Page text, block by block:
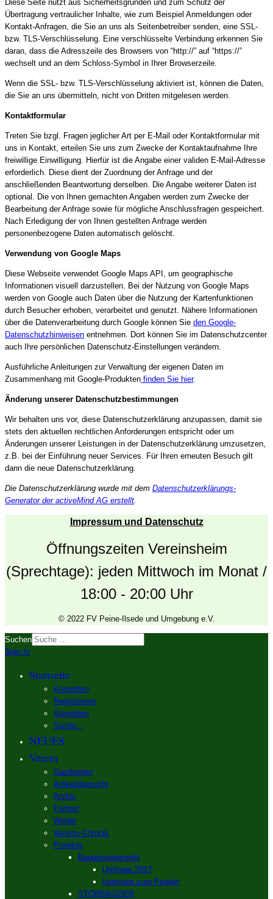
Diese Seite nutzt aus Sicherheitsgründen und zum Schutz der
Übertragung vertraulicher Inhalte, wie zum Beispiel Anmeldungen oder
Kontakt-Anfragen, die Sie an uns als Seitenbetreiber senden, eine SSL-
bzw. TLS-Verschlüsselung. Eine verschlüsselte Verbindung erkennen Sie
daran, dass die Adresszeile des Browsers von “http://” auf “https://”
wechselt und an dem Schloss-Symbol in Ihrer Browserzeile.
Wenn die SSL- bzw. TLS-Verschlüsselung aktiviert ist, können die Daten,
die Sie an uns übermitteln, nicht von Dritten mitgelesen werden.
Kontaktformular
Treten Sie bzgl. Fragen jeglicher Art per E-Mail oder Kontaktformular mit
uns in Kontakt, erteilen Sie uns zum Zwecke der Kontaktaufnahme Ihre
freiwillige Einwilligung. Hierfür ist die Angabe einer validen E-Mail-Adresse
erforderlich. Diese dient der Zuordnung der Anfrage und der
anschließenden Beantwortung derselben. Die Angabe weiterer Daten ist
optional. Die von Ihnen gemachten Angaben werden zum Zwecke der
Bearbeitung der Anfrage sowie für mögliche Anschlussfragen gespeichert.
Nach Erledigung der von Ihnen gestellten Anfrage werden
personenbezogene Daten automatisch gelöscht.
Verwendung von Google Maps
Diese Webseite verwendet Google Maps API, um geographische
Informationen visuell darzustellen. Bei der Nutzung von Google Maps
werden von Google auch Daten über die Nutzung der Kartenfunktionen
durch Besucher erhoben, verarbeitet und genutzt. Nähere Informationen
über die Datenverarbeitung durch Google können Sie den Google-
Datenschutzhinweisen entnehmen. Dort können Sie im Datenschutzcenter
auch Ihre persönlichen Datenschutz-Einstellungen verändern.
Ausführliche Anleitungen zur Verwaltung der eigenen Daten im
Zusammenhang mit Google-Produkten finden Sie hier.
Änderung unserer Datenschutzbestimmungen
Wir behalten uns vor, diese Datenschutzerklärung anzupassen, damit sie
stets den aktuellen rechtlichen Anforderungen entspricht oder um
Änderungen unserer Leistungen in der Datenschutzerklärung umzusetzen,
z.B. bei der Einführung neuer Services. Für Ihren erneuten Besuch gilt
dann die neue Datenschutzerklärung.
Die Datenschutzerklärung wurde mit dem Datenschutzerklärungs-
Generator der activeMind AG erstellt
Impressum und Datenschutz
Öffnungszeiten Vereinsheim
(Sprechtage): jeden Mittwoch im Monat /
18:00 - 20:00 Uhr
© 2022 FV Peine-Ilsede und Umgebung e.V.
Suchen
Sign In
Startseite
Anmelden
Registrieren
Abmelden
Suche...
NEUES
Verein
Gastkarten
Artikelübersicht
Archiv
Partner
Wetter
Vereins-Chronik
Projekte
Baggerseeprojekt
Umfrage 2017
Interview zum Projekt
STÖRBAGGER